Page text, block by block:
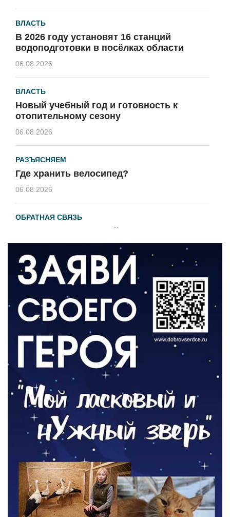
ВЛАСТЬ
В 2026 году установят 16 станций
водоподготовки в посёлках области
06.08.2026
ВЛАСТЬ
Новый учебный год и готовность к
отопительному сезону
06.08.2026
РАЗЪЯСНЯЕМ
Где хранить велосипед?
06.08.2026
ОБРАТНАЯ СВЯЗЬ
ВЛАСТЬ
День памяти и «Симфония народов»
06.08.2026
Новый настил на экотропе
05.08.2026